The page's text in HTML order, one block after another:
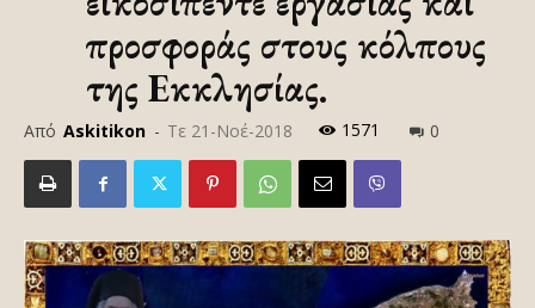
προσφοράς στους κόλπους
της Εκκλησίας.
Από Askitikon - Τε 21-Νοέ-2018 1571 0